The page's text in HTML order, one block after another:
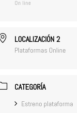
On line
LOCALIZACIÓN 2
Plataformas Online
CATEGORÍA
Estreno plataforma